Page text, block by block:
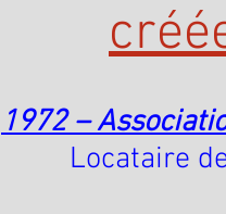
1972 –
Locataire de